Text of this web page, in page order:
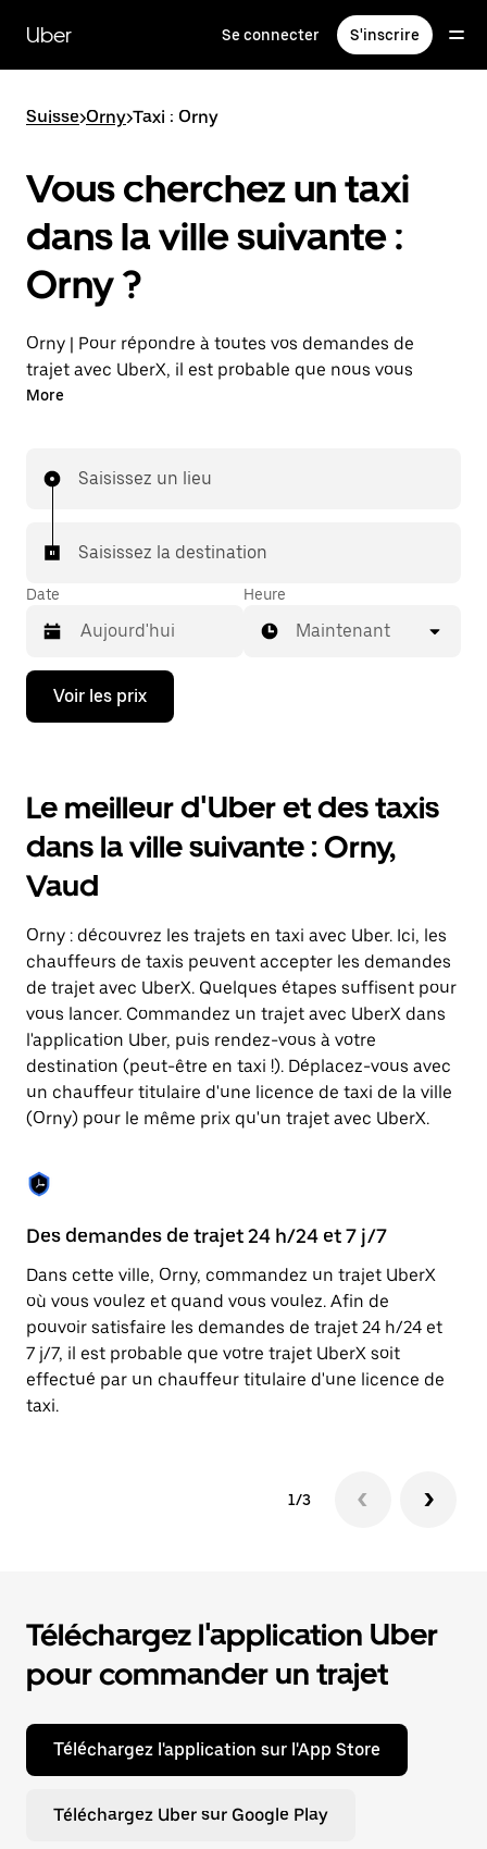
contenu
principal
Uber Se connecter S'inscrire
Suisse>Orny>Taxi : Orny
Vous cherchez un taxi
dans la ville suivante :
Orny ?
Orny | Pour répondre à toutes vos demandes de
trajet avec UberX, il est probable que nous vous
mettions en relation avec un chauffeur de taxi. Si tel
et 7 j/7), comme avec UberX, et pourrez rejoindre
Dans certaines villes de Suisse, pour vous assurer de
pouvez le demander dans l'application.
More
Saisissez un lieu
Saisissez la destination
Date
Appuyez
la
bas
pour
ouvrir
le
calendrier
et
une
date.
Appuyez
sur
la
touche
Échap
pour
fermer
le
calendrier.
Heure
Maintenant
Voir les prix
Le meilleur d'Uber et des taxis
dans la ville suivante : Orny,
Vaud
Orny : découvrez les trajets en taxi avec Uber. Ici, les
chauffeurs de taxis peuvent accepter les demandes
de trajet avec UberX. Quelques étapes suffisent pour
vous lancer. Commandez un trajet avec UberX dans
l'application Uber, puis rendez-vous à votre
destination (peut-être en taxi !). Déplacez-vous avec
un chauffeur titulaire d'une licence de taxi de la ville
(Orny) pour le même prix qu'un trajet avec UberX.
Des demandes de trajet 24 h/24 et 7 j/7
Dans cette ville, Orny, commandez un trajet UberX
où vous voulez et quand vous voulez. Afin de
pouvoir satisfaire les demandes de trajet 24 h/24 et
7 j/7, il est probable que votre trajet UberX soit
effectué par un chauffeur titulaire d'une licence de
taxi.
1/3
Téléchargez l'application Uber
pour commander un trajet
Téléchargez l'application sur l'App Store
Téléchargez Uber sur Google Play